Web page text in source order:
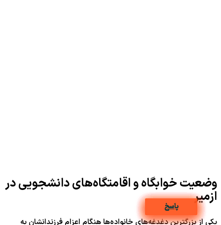
وضعیت خوابگاه‌ و اقامتگاه‌های دانشجویی در
ازمیر
یکی از بزرگترین دغدغه‌های خانواده‌ها هنگام اعزام فرزندانشان به
پاسخ
پاسخ
پاسخ
پاسخ
پاسخ
پاسخ
پاسخ
پاسخ
پاسخ
پاسخ